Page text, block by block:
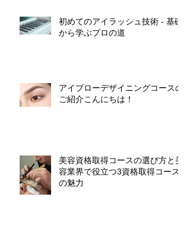
初めてのアイラッシュ技術 - 基礎
から学ぶプロの道
アイブローデザイニングコースの
ご紹介こんにちは！
美容資格取得コースの選び方と美
容業界で役立つ3資格取得コース
の魅力